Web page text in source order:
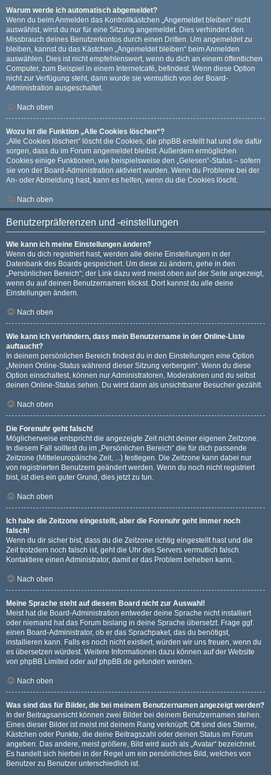
Warum werde ich automatisch abgemeldet?
Wenn du beim Anmelden das Kontrollkästchen „Angemeldet bleiben“ nicht
auswählst, wirst du nur für eine Sitzung angemeldet. Dies verhindert den
Missbrauch deines Benutzerkontos durch einen Dritten. Um angemeldet zu
bleiben, kannst du das Kästchen „Angemeldet bleiben“ beim Anmelden
auswählen. Dies ist nicht empfehlenswert, wenn du dich an einem öffentlichen
Computer, zum Beispiel in einem Internetcafé, befindest. Wenn diese Option
nicht zur Verfügung steht, dann wurde sie vermutlich von der Board-
Administration ausgeschaltet.
Nach oben
Wozu ist die Funktion „Alle Cookies löschen“?
„Alle Cookies löschen“ löscht die Cookies, die phpBB erstellt hat und die dafür
sorgen, dass du im Forum angemeldet bleibst. Außerdem ermöglichen
Cookies einige Funktionen, wie beispielsweise den „Gelesen“-Status – sofern
sie von der Board-Administration aktiviert wurden. Wenn du Probleme bei der
An- oder Abmeldung hast, kann es helfen, wenn du die Cookies löscht.
Nach oben
Benutzerpräferenzen und -einstellungen
Wie kann ich meine Einstellungen ändern?
Wenn du dich registriert hast, werden alle deine Einstellungen in der
Datenbank des Boards gespeichert. Um diese zu ändern, gehe in den
„Persönlichen Bereich“; der Link dazu wird meist oben auf der Seite angezeigt,
wenn du auf deinen Benutzernamen klickst. Dort kannst du alle deine
Einstellungen ändern.
Nach oben
Wie kann ich verhindern, dass mein Benutzername in der Online-Liste
auftaucht?
In deinem persönlichen Bereich findest du in den Einstellungen eine Option
„Meinen Online-Status während dieser Sitzung verbergen“. Wenn du diese
Option einschaltest, können nur Administratoren, Moderatoren und du selbst
deinen Online-Status sehen. Du wirst dann als unsichtbarer Besucher gezählt.
Nach oben
Die Forenuhr geht falsch!
Möglicherweise entspricht die angezeigte Zeit nicht deiner eigenen Zeitzone.
In diesem Fall solltest du im „Persönlichen Bereich“ die für dich passende
Zeitzone (Mitteleuropäische Zeit, ...) festlegen. Die Zeitzone kann dabei nur
von registrierten Benutzern geändert werden. Wenn du noch nicht registriert
bist, ist dies ein guter Grund, dies jetzt zu tun.
Nach oben
Ich habe die Zeitzone eingestellt, aber die Forenuhr geht immer noch
falsch!
Wenn du dir sicher bist, dass du die Zeitzone richtig eingestellt hast und die
Zeit trotzdem noch falsch ist, geht die Uhr des Servers vermutlich falsch.
Kontaktiere einen Administrator, damit er das Problem beheben kann.
Nach oben
Meine Sprache steht auf diesem Board nicht zur Auswahl!
Meist hat die Board-Administration entweder deine Sprache nicht installiert
oder niemand hat das Forum bislang in deine Sprache übersetzt. Frage ggf.
einen Board-Administrator, ob er das Sprachpaket, das du benötigst,
installieren kann. Falls es noch nicht existiert, würden wir uns freuen, wenn du
es übersetzen würdest. Weitere Informationen dazu können auf der Website
von phpBB Limited oder aufphpBB.de gefunden werden.
Nach oben
Was sind das für Bilder, die bei meinem Benutzernamen angezeigt werden?
In der Beitragsansicht können zwei Bilder bei deinem Benutzernamen stehen.
Eines dieser Bilder ist meist mit deinem Rang verknüpft: Oft sind dies Sterne,
Kästchen oder Punkte, die deine Beitragszahl oder deinen Status im Forum
angeben. Das andere, meist größere, Bild wird auch als „Avatar“ bezeichnet.
Es handelt sich hierbei in der Regel um ein persönliches Bild, welches von
Benutzer zu Benutzer unterschiedlich ist.